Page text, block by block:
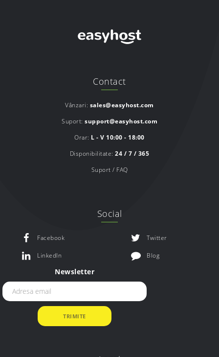
Contact
Vânzari: sales@easyhost.com
Suport: support@easyhost.com
Orar: L - V 10:00 - 18:00
Disponibilitate:24 / 7 / 365
Suport / FAQ
Social
Facebook Twitter
LinkedIn Blog
Newsletter